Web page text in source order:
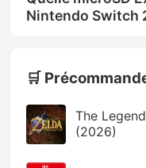
Nintendo Switch
🛒
The
(2026)